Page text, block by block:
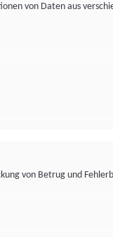
von Daten aus
von Betrug und